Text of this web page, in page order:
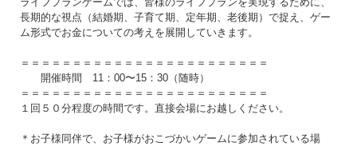
長期的な視点（結婚期、子育て期、定年期、老後期）で捉え、ゲー
ム形式でお金についての考えを展開していきます。
＝＝＝＝＝＝＝＝＝＝＝＝＝＝＝＝＝＝＝＝＝＝＝＝
開催時間 11：00〜15：30（随時）
＝＝＝＝＝＝＝＝＝＝＝＝＝＝＝＝＝＝＝＝＝＝＝＝
１回５０分程度の時間です。直接会場にお越しください。
＊お子様同伴で、お子様がおこづかいゲームに参加されている場